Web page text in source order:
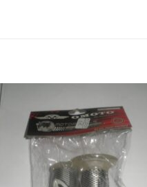
Προσθήκη
στη Λίστα
Επιθυμιών